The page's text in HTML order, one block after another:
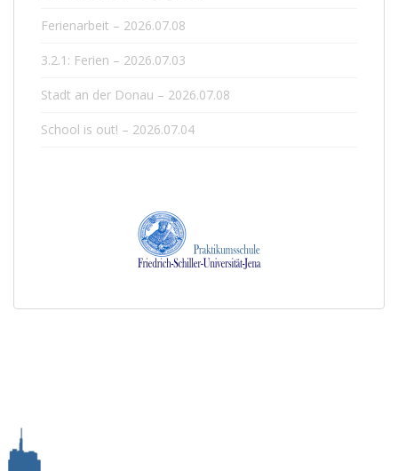
Ferienarbeit – 2026.07.08
3.2.1: Ferien – 2026.07.03
Stadt an der Donau – 2026.07.08
School is out! – 2026.07.04